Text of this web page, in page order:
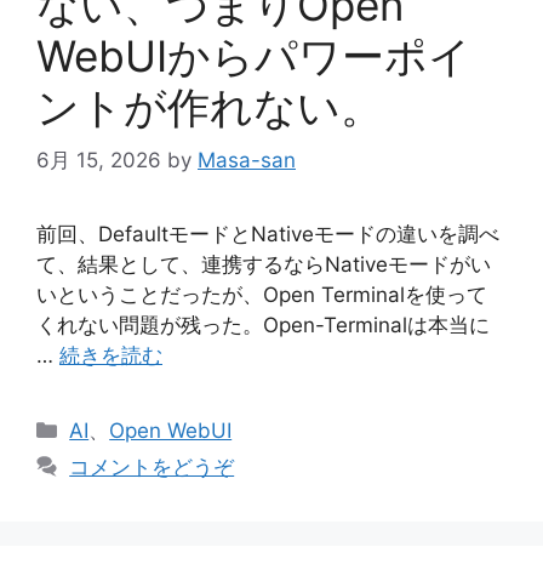
WebUIからパワーポイ
ントが作れない。
6月 15, 2026 by Masa-san
前回、DefaultモードとNativeモードの違いを調べ
て、結果として、連携するならNativeモードがい
いということだったが、Open Terminalを使って
くれない問題が残った。Open-Terminalは本当に
… 続きを読む
カ
テ
AI、 Open WebUI
コメントをどうぞ